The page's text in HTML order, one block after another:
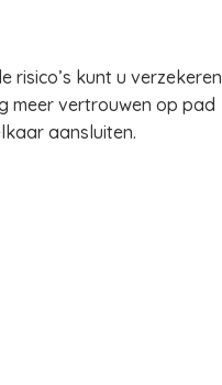
risico’s kunt u verzekeren
meer vertrouwen op pad
aansluiten.